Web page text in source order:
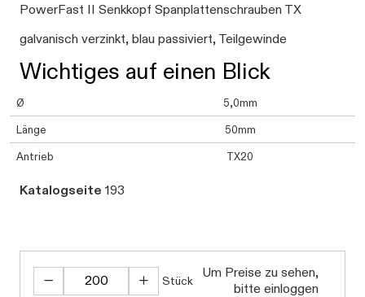
PowerFast II Senkkopf Spanplattenschrauben TX
galvanisch verzinkt, blau passiviert, Teilgewinde
Wichtiges auf einen Blick
Ø 5,0mm
Länge 50mm
Antrieb TX20
Katalogseite 193
Stück
Um Preise zu sehen,
bitte einloggen